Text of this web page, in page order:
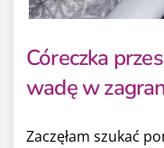
Córeczka
wadę w
Zaczęłam szukać